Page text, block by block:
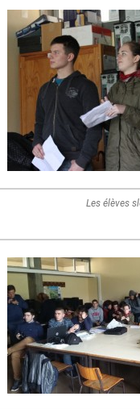
Les élèves